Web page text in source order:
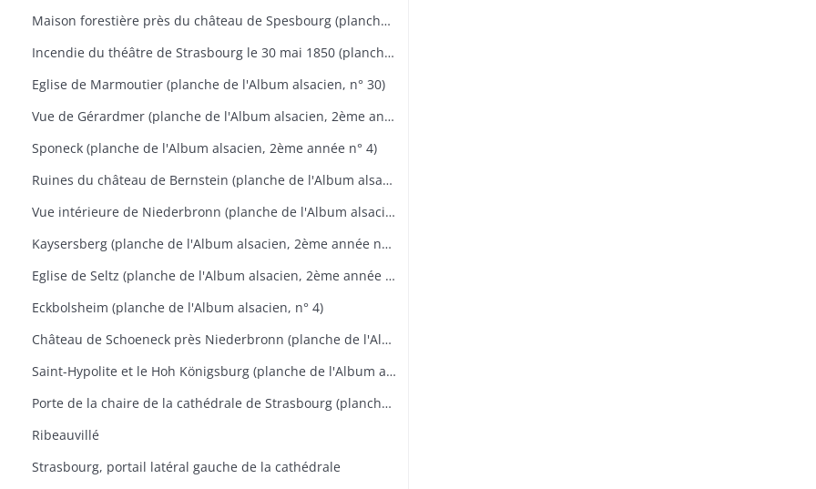
Maison forestière près du château de Spesbourg (planche de l'Album alsacien, n° 18)
Incendie du théâtre de Strasbourg le 30 mai 1850 (planche de l'Album alsacien, n° 29)
Eglise de Marmoutier (planche de l'Album alsacien, n° 30)
Vue de Gérardmer (planche de l'Album alsacien, 2ème année n°1)
Sponeck (planche de l'Album alsacien, 2ème année n° 4)
Ruines du château de Bernstein (planche de l'Album alsacien, 2ème année n° 9)
Vue intérieure de Niederbronn (planche de l'Album alsacien, 2ème année n° 11)
Kaysersberg (planche de l'Album alsacien, 2ème année n° 17)
Eglise de Seltz (planche de l'Album alsacien, 2ème année n° 24)
Eckbolsheim (planche de l'Album alsacien, n° 4)
Château de Schoeneck près Niederbronn (planche de l'Album alsacien, n° 4)
Saint-Hypolite et le Hoh Königsburg (planche de l'Album alsacien, n° 22)
Porte de la chaire de la cathédrale de Strasbourg (planche de l'Album alsacien, n° 28)
Ribeauvillé
Strasbourg, portail latéral gauche de la cathédrale